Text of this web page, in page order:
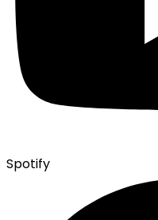
Spotify